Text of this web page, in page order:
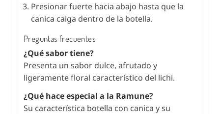
Presionar fuerte hacia abajo hasta que la
canica caiga dentro de la botella.
Preguntas frecuentes
¿Qué sabor tiene?
Presenta un sabor dulce, afrutado y
ligeramente floral característico del lichi.
¿Qué hace especial a la Ramune?
Su característica botella con canica y su